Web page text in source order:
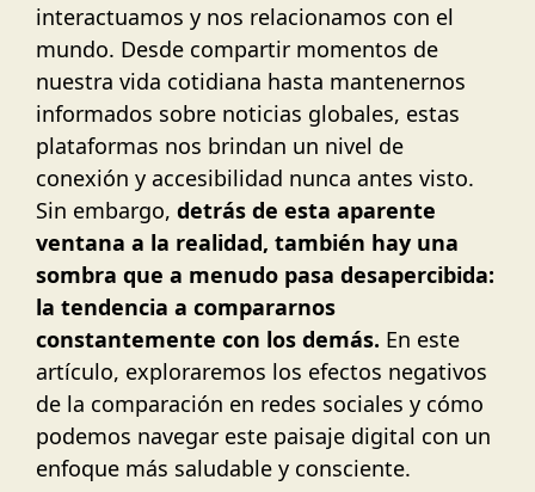
interactuamos y nos relacionamos con el
mundo. Desde compartir momentos de
nuestra vida cotidiana hasta mantenernos
informados sobre noticias globales, estas
plataformas nos brindan un nivel de
conexión y accesibilidad nunca antes visto.
Sin embargo, detrás de esta aparente
ventana a la realidad, también hay una
sombra que a menudo pasa desapercibida:
la tendencia a compararnos
constantemente con los demás. En este
artículo, exploraremos los efectos negativos
de la comparación en redes sociales y cómo
podemos navegar este paisaje digital con un
enfoque más saludable y consciente.